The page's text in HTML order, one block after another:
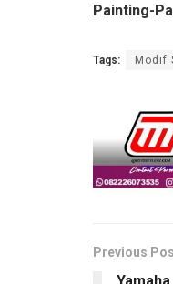
Painting-
Tags: Modif
Previous